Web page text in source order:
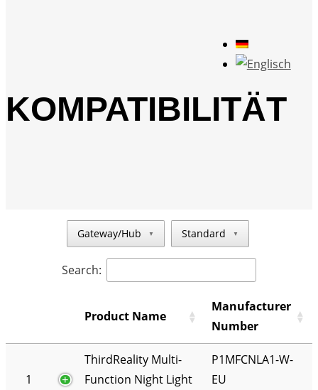
KOMPATIBILITÄT
Gateway/Hub ▼ Standard ▼
Search:
Product Name
Manufacturer
Number
1
ThirdReality Multi-
Function Night Light
P1MFCNLA1-W-
EU